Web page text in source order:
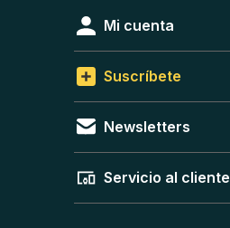
Mi cuenta
Suscríbete
Newsletters
Servicio al cliente